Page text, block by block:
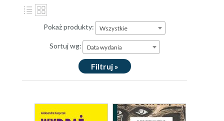
Pokaż produkty: Wszystkie
Sortuj wg: Data wydania
Filtruj »